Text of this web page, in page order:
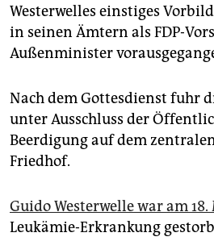
Westerwelles einstiges
in seinen Ämtern als FDP-
Außenminister
Nach dem Gottesdienst fuhr
unter Ausschluss der
Beerdigung auf dem
Friedhof.
Guido Westerwelle war am 18.
Leukämie-Erkrankung